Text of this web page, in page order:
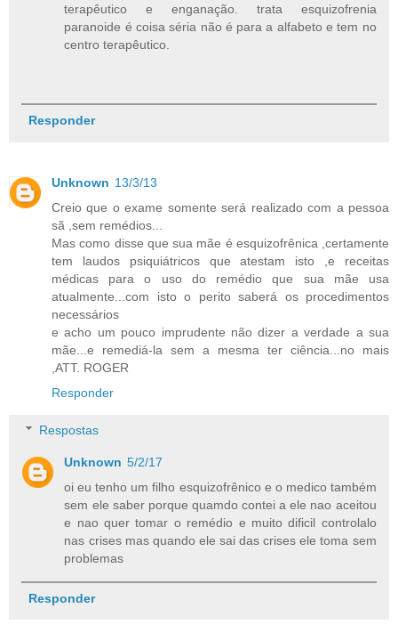
terapêutico e enganação. trata esquizofrenia
paranoide é coisa séria não é para a alfabeto e tem no
centro terapêutico.
Responder
Unknown 13/3/13
Creio que o exame somente será realizado com a pessoa
sã ,sem remédios...
Mas como disse que sua mãe é esquizofrênica ,certamente
tem laudos psiquiátricos que atestam isto ,e receitas
médicas para o uso do remédio que sua mãe usa
atualmente...com isto o perito saberá os procedimentos
necessários
e acho um pouco imprudente não dizer a verdade a sua
mãe...e remediá-la sem a mesma ter ciência...no mais
,ATT. ROGER
Responder
Respostas
Unknown 5/2/17
oi eu tenho um filho esquizofrênico e o medico também
sem ele saber porque quamdo contei a ele nao aceitou
e nao quer tomar o remédio e muito dificil controlalo
nas crises mas quando ele sai das crises ele toma sem
problemas
Responder